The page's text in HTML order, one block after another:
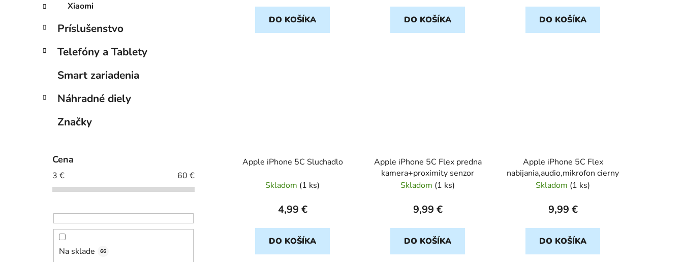
Xiaomi
Príslušenstvo
Telefóny a Tablety
Smart zariadenia
Náhradné diely
Značky
Cena
3 € 60 €
Na sklade 66
DO KOŠÍKA DO KOŠÍKA DO KOŠÍKA
Apple iPhone 5C Sluchadlo
Skladom (1 ks)
4,99 €
DO KOŠÍKA
Apple iPhone 5C Flex predna
kamera+proximity senzor
Skladom (1 ks)
9,99 €
DO KOŠÍKA
Apple iPhone 5C Flex
nabijania,audio,mikrofon cierny
Skladom (1 ks)
9,99 €
DO KOŠÍKA